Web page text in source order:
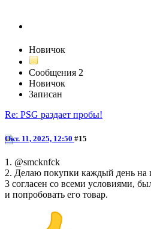
Новичок
Сообщения 2
Новичок
Записан
Re: PSG раздает пробы!
Окт. 11, 2025, 12:50 #15
1. @smcknfck
2. Делаю покупки каждый день
3 согласен со всеми условиями,
и попробовать его товар.